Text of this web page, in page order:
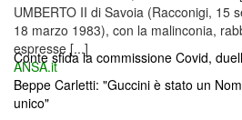
UMBERTO II di Savoia (Racconigi, 15
18 marzo 1983), con la malinconia,
espresse [...]
ANSA.it
Conte sfida la commissione Covid,
Beppe Carletti: "Guccini è stato un
unico"